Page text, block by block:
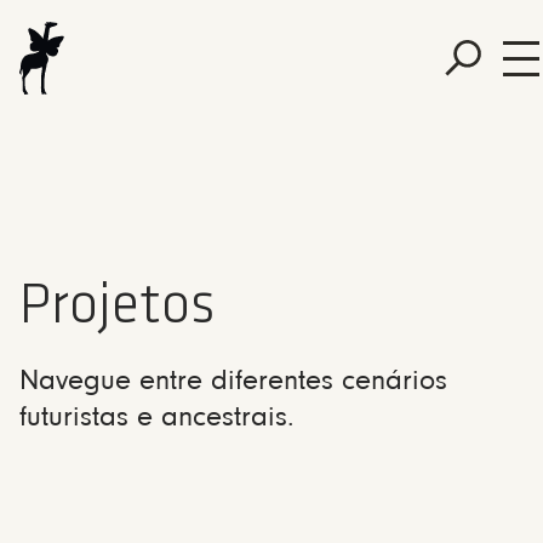
Projetos
Navegue entre diferentes cenários
futuristas e ancestrais.